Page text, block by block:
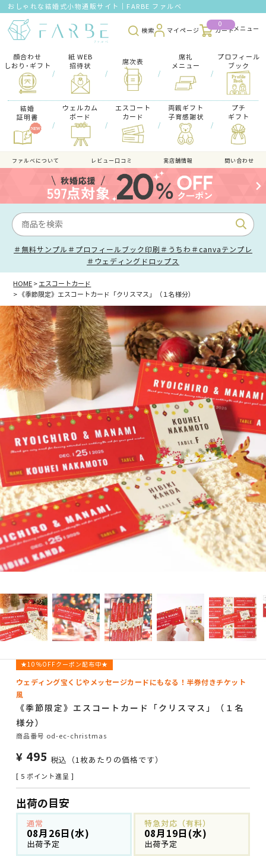
おしゃれな結婚式小物通販サイト｜FARBE ファルベ
検索 マイページ
0
カート
顔合わせ
しおり･ギフト
/
紙 WEB
招待状
/
席次表
/
席礼
メニュー
/
プロフィール
ブック
結婚
証明書
/
ウェルカム
ボード
/
エスコート
カード
/
両親ギフト
子育感謝状
/
プチ
ギフト
ファルべについて レビュー口コミ 実店舗情報 問い合わせ
＃無料サンプル ＃プロフィールブック印刷 ＃うちわ ＃canvaテンプレ
＃ウェディングドロップス
HOME
エスコートカード
《季節限定》エスコートカード「クリスマス」（１名様分）
★10％OFFクーポン配布中★
ウェディング宝くじやメッセージカードにもなる！半券付きチケット
風
《季節限定》エスコートカード「クリスマス」（１名
様分）
商品番号 od-ec-christmas
¥ 495 税込 （1枚あたりの価格です）
[ 5 ポイント進呈 ]
出荷の目安
通常
08月26日(水)
出荷予定
特急対応（有料）
08月19日(水)
出荷予定